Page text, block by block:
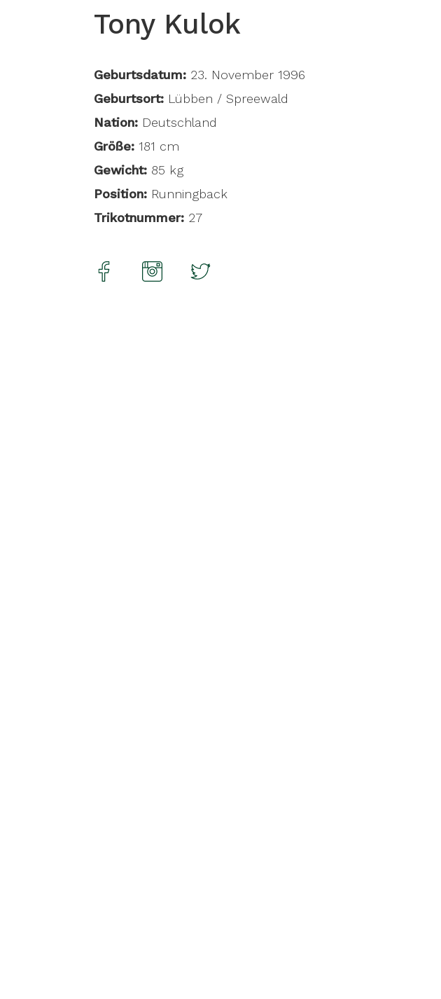
Tony Kulok
Geburtsdatum: 23. November 1996
Geburtsort: Lübben / Spreewald
Nation: Deutschland
Größe: 181 cm
Gewicht: 85 kg
Position: Runningback
Trikotnummer: 27